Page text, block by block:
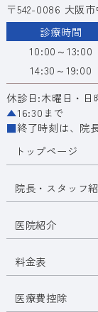
〒542-0086 大阪
診療時間
10:00～13:00
14:30～19:00
休診日:木曜日・日
▲16:30まで
■終了時刻は、院
トップページ
院長・スタッフ
医院紹介
料金表
医療費控除